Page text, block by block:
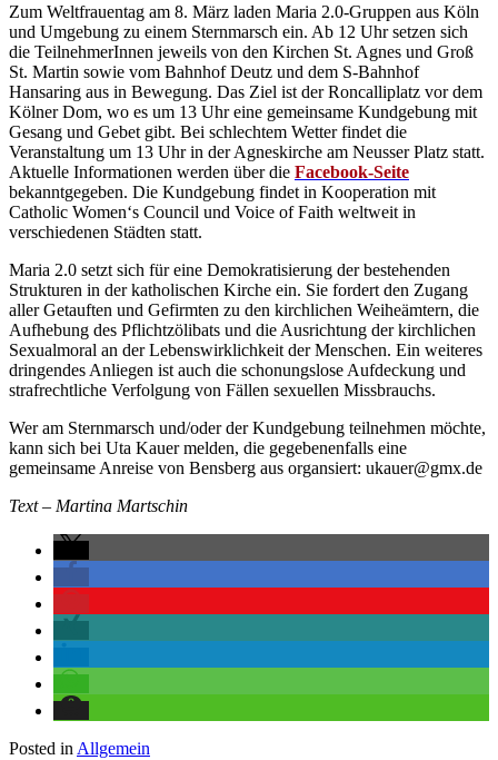
Zum Weltfrauentag am 8. März laden Maria 2.0-Gruppen aus Köln
und Umgebung zu einem Sternmarsch ein. Ab 12 Uhr setzen sich
die TeilnehmerInnen jeweils von den Kirchen St. Agnes und Groß
St. Martin sowie vom Bahnhof Deutz und dem S-Bahnhof
Hansaring aus in Bewegung. Das Ziel ist der Roncalliplatz vor dem
Kölner Dom, wo es um 13 Uhr eine gemeinsame Kundgebung mit
Gesang und Gebet gibt. Bei schlechtem Wetter findet die
Veranstaltung um 13 Uhr in der Agneskirche am Neusser Platz statt.
Aktuelle Informationen werden über die Facebook-Seite
bekanntgegeben. Die Kundgebung findet in Kooperation mit
Catholic Women‘s Council und Voice of Faith weltweit in
verschiedenen Städten statt.
Maria 2.0 setzt sich für eine Demokratisierung der bestehenden
Strukturen in der katholischen Kirche ein. Sie fordert den Zugang
aller Getauften und Gefirmten zu den kirchlichen Weiheämtern, die
Aufhebung des Pflichtzölibats und die Ausrichtung der kirchlichen
Sexualmoral an der Lebenswirklichkeit der Menschen. Ein weiteres
dringendes Anliegen ist auch die schonungslose Aufdeckung und
strafrechtliche Verfolgung von Fällen sexuellen Missbrauchs.
Wer am Sternmarsch und/oder der Kundgebung teilnehmen möchte,
kann sich bei Uta Kauer melden, die gegebenenfalls eine
gemeinsame Anreise von Bensberg aus organsiert: ukauer@gmx.de
Text – Martina Martschin
Posted in Allgemein